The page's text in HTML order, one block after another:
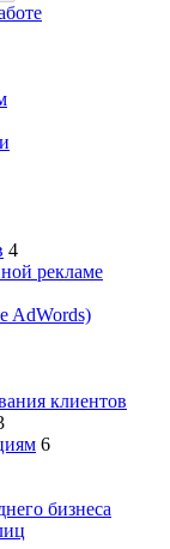
4
рекламе
AdWords)
клиентов
6
бизнеса